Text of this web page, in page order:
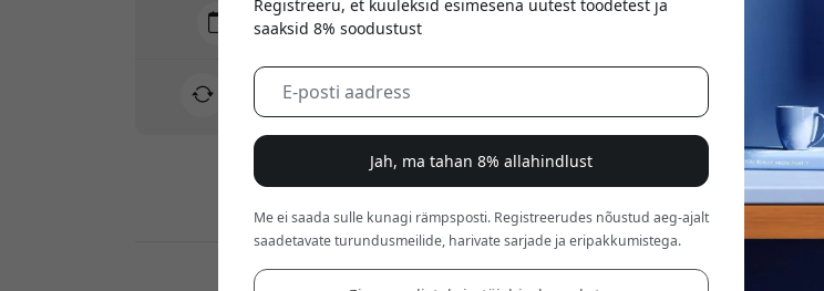
Tarne 10-12 august
Kiire ja jälgitav tarne
30-päevane tagastusõigus
Lihtne tagastus - ilma vaevata
Registreeru, et kuuleksid esimesena uutest toodetest ja
saaksid 8% soodustust
Jah, ma tahan 8% allahindlust
Me ei saada sulle kunagi rämpsposti. Registreerudes nõustud aeg-ajalt
saadetavate turundusmeilide, harivate sarjade ja eripakkumistega.